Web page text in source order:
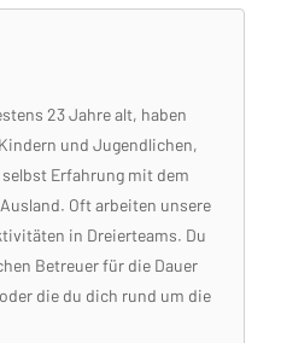
23 Jahre alt, haben
und Jugendlichen,
Erfahrung mit dem
Oft arbeiten unsere
in Dreierteams. Du
Betreuer für die Dauer
die du dich rund um die